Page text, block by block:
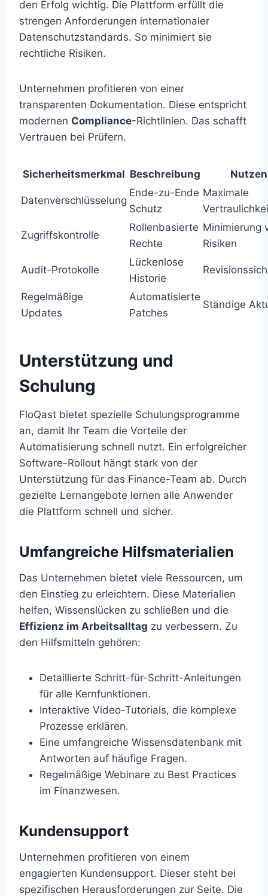
den Erfolg wichtig. Die Plattform erfüllt die
strengen Anforderungen internationaler
Datenschutzstandards. So minimiert sie
rechtliche Risiken.
Unternehmen profitieren von einer
transparenten Dokumentation. Diese entspricht
modernen Compliance-Richtlinien. Das schafft
Vertrauen bei Prüfern.
Sicherheitsmerkmal Beschreibung Nutzen
Datenverschlüsselung
Ende-zu-Ende
Schutz
Maximale
Zugriffskontrolle
Rollenbasierte
Rechte
Minimierung
Risiken
Audit-Protokolle
Lückenlose
Historie
Regelmäßige
Updates
Automatisierte
Patches
Ständige
Unterstützung und
Schulung
FloQast bietet spezielle Schulungsprogramme
an, damit Ihr Team die Vorteile der
Automatisierung schnell nutzt. Ein erfolgreicher
Software-Rollout hängt stark von der
Unterstützung für das Finance-Team ab. Durch
gezielte Lernangebote lernen alle Anwender
die Plattform schnell und sicher.
Umfangreiche Hilfsmaterialien
Das Unternehmen bietet viele Ressourcen, um
den Einstieg zu erleichtern. Diese Materialien
helfen, Wissenslücken zu schließen und die
Effizienz im Arbeitsalltag zu verbessern. Zu
den Hilfsmitteln gehören:
Detaillierte Schritt-für-Schritt-Anleitungen
für alle Kernfunktionen.
Interaktive Video-Tutorials, die komplexe
Prozesse erklären.
Eine umfangreiche Wissensdatenbank mit
Antworten auf häufige Fragen.
Regelmäßige Webinare zu Best Practices
im Finanzwesen.
Kundensupport
Unternehmen profitieren von einem
engagierten Kundensupport. Dieser steht bei
spezifischen Herausforderungen zur Seite. Die